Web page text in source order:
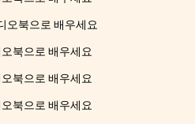
오북으로 배우세요
북으로 배우세요
북으로 배우세요
북으로 배우세요